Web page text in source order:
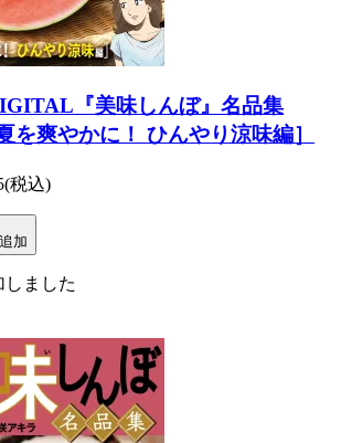
『美味しんぼ』名品集
を爽やかに！ ひんやり涼味編］
(税込)
加
しました